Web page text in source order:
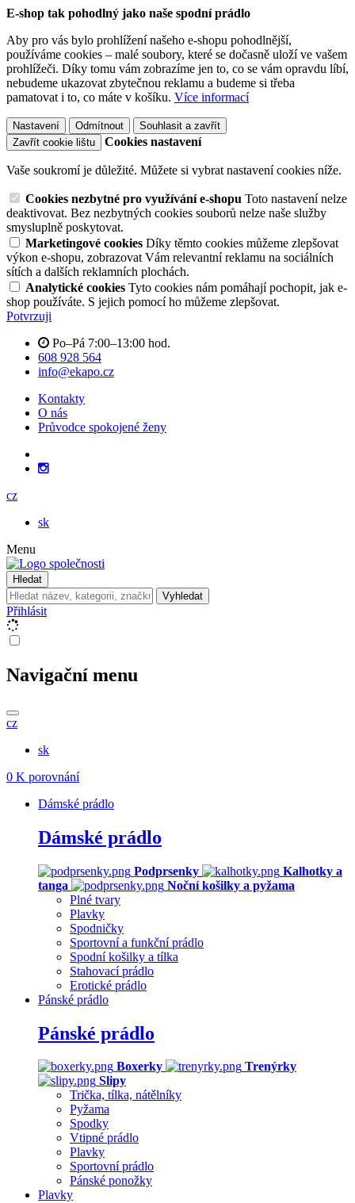
E-shop tak pohodlný jako naše spodní prádlo
Aby pro vás bylo prohlížení našeho e-shopu pohodlnější,
používáme cookies – malé soubory, které se dočasně uloží ve vašem
prohlížeči. Díky tomu vám zobrazíme jen to, co se vám opravdu líbí,
nebudeme ukazovat zbytečnou reklamu a budeme si třeba
pamatovat i to, co máte v košíku. Více informací
Nastavení Odmítnout
Souhlasit a zavřít
Zavřít cookie lištu
Cookies nastavení
Vaše soukromí je důležité. Můžete si vybrat nastavení cookies níže.
Cookies nezbytné pro využívání e-shopu Toto nastavení nelze
deaktivovat. Bez nezbytných cookies souborů nelze naše služby
smysluplně poskytovat.
Marketingové cookies Díky těmto cookies můžeme zlepšovat
výkon e-shopu, zobrazovat Vám relevantní reklamu na sociálních
sítích a dalších reklamních plochách.
Analytické cookies Tyto cookies nám pomáhají pochopit, jak e-
shop používáte. S jejich pomocí ho můžeme zlepšovat.
Potvrzuji
Po–Pá 7:00–13:00 hod.
608 928 564
info@ekapo.cz
Kontakty
O nás
Průvodce spokojené ženy
cz
sk
Menu
Hledat
Vyhledat
Přihlásit
Navigační menu
cz
sk
0 K porovnání
Dámské prádlo
Dámské prádlo
Podprsenky
Kalhotky a
tanga
Noční košilky a pyžama
Plné tvary
Plavky
Spodničky
Sportovní a funkční prádlo
Spodní košilky a tílka
Stahovací prádlo
Erotické prádlo
Pánské prádlo
Pánské prádlo
Boxerky
Trenýrky
Slipy
Trička, tílka, nátělníky
Pyžama
Spodky
Vtipné prádlo
Plavky
Sportovní prádlo
Pánské ponožky
Plavky